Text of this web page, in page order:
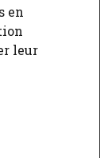
en
leur